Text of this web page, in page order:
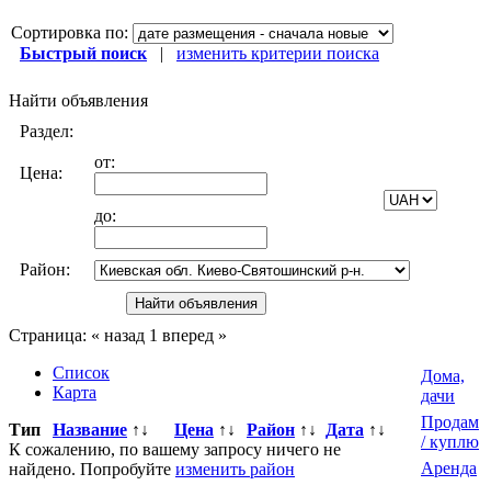
Сортировка по:
Быстрый поиск | изменить критерии поиска
Найти объявления
Раздел:
Цена:
от:
до:
Район:
Страница: « назад 1 вперед »
Список
Карта
Тип
Название ↑↓ Цена ↑↓ Район ↑↓ Дата ↑↓
К сожалению, по вашему запросу ничего не
найдено. Попробуйте изменить район
Дома,
дачи
Продам
/ куплю
Аренда